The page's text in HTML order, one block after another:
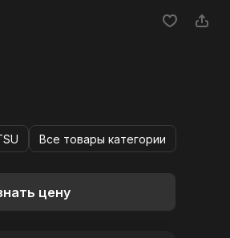
Все товары категории
цену